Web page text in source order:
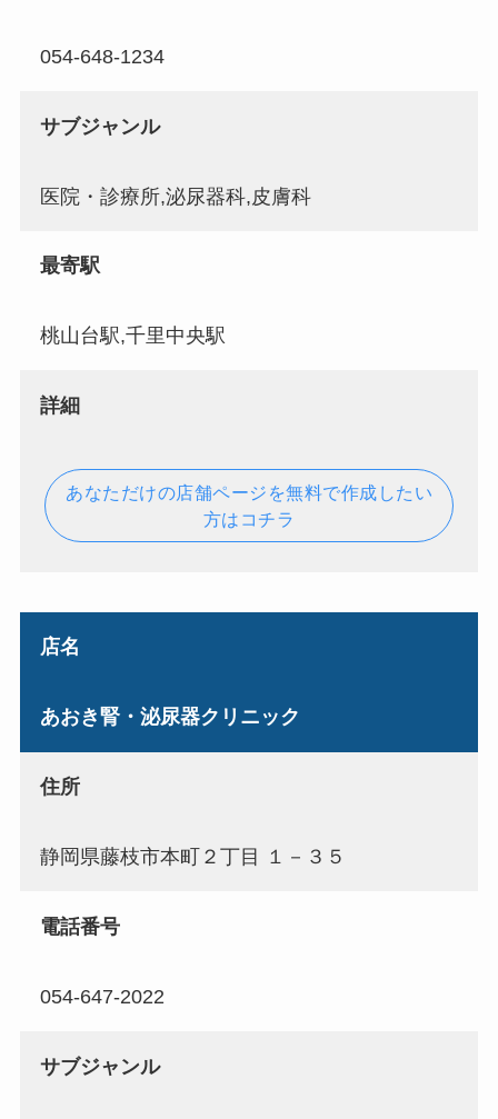
054-648-1234
サブジャンル
医院・診療所,泌尿器科,皮膚科
最寄駅
桃山台駅,千里中央駅
詳細
あなただけの店舗ページを無料で作成したい
方はコチラ
店名
あおき腎・泌尿器クリニック
住所
静岡県藤枝市本町２丁目 １－３５
電話番号
054-647-2022
サブジャンル